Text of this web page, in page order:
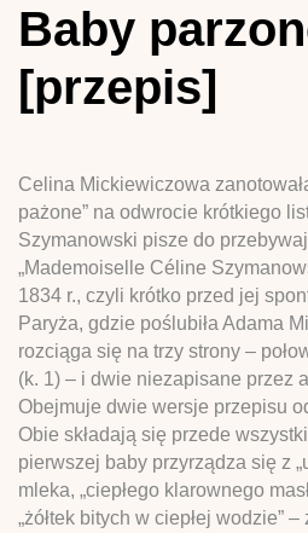
Baby
[przepis]
Celina Mickiewiczowa
pażone” na odwrocie krótkiego
Szymanowski pisze do
„Mademoiselle Céline
1834 r., czyli krótko przed jej
Paryża, gdzie poślubiła Adama
rozciąga się na trzy strony –
(k. 1) – i dwie niezapisane przez
Obejmuje dwie wersje przepisu
Obie składają się przede
pierwszej baby przyrządza się z
mleka, „ciepłego klarownego
„żółtek bitych w ciepłej wodzie”